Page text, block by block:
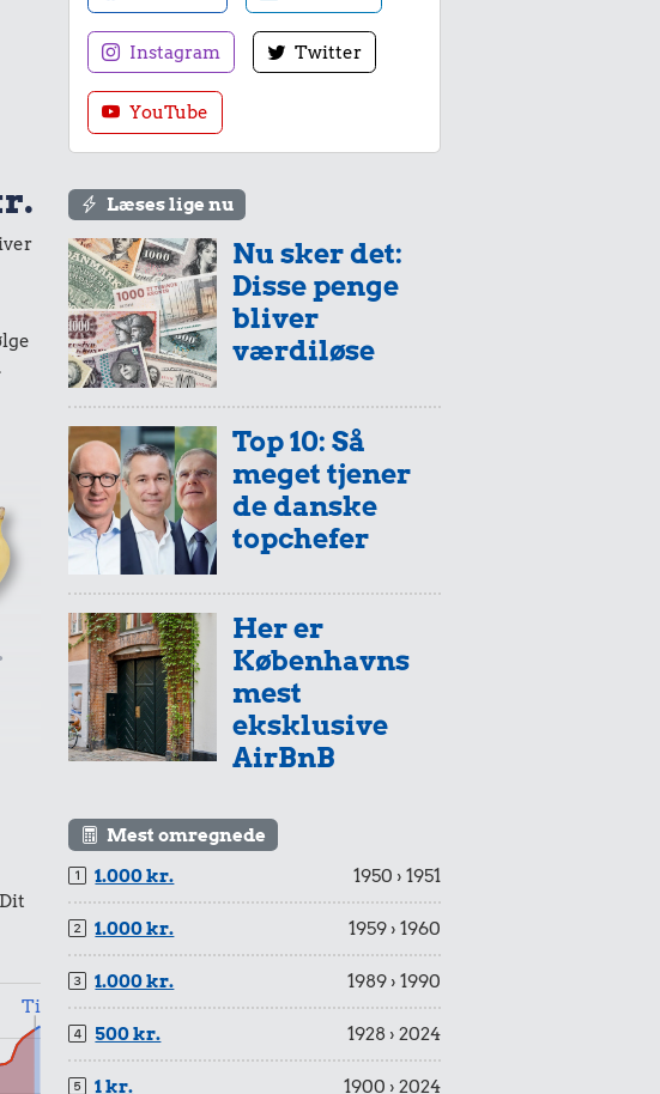
Til
Instagram Twitter
YouTube
Læses lige nu
Nu sker det:
Disse penge
bliver
værdiløse
Top 10: Så
meget tjener
de danske
topchefer
Her er
Københavns
mest
eksklusive
AirBnB
Mest omregnede
1.000 kr.
1950 › 1951
1.000 kr. 1959 › 1960
1.000 kr. 1989 › 1990
500 kr. 1928 › 2024
1 kr. 1900 › 2024